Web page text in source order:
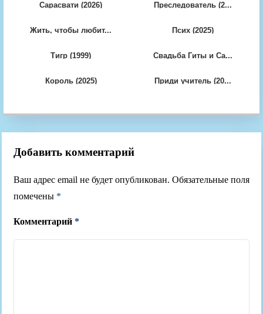
Сарасвати (2026) Преследователь (2...
Жить, чтобы любит... Псих (2025)
Тигр (1999) Свадьба Гиты и Са...
Король (2025) Приди учитель (20...
Добавить комментарий
Ваш адрес email не будет опубликован. Обязательные поля
помечены *
Комментарий *